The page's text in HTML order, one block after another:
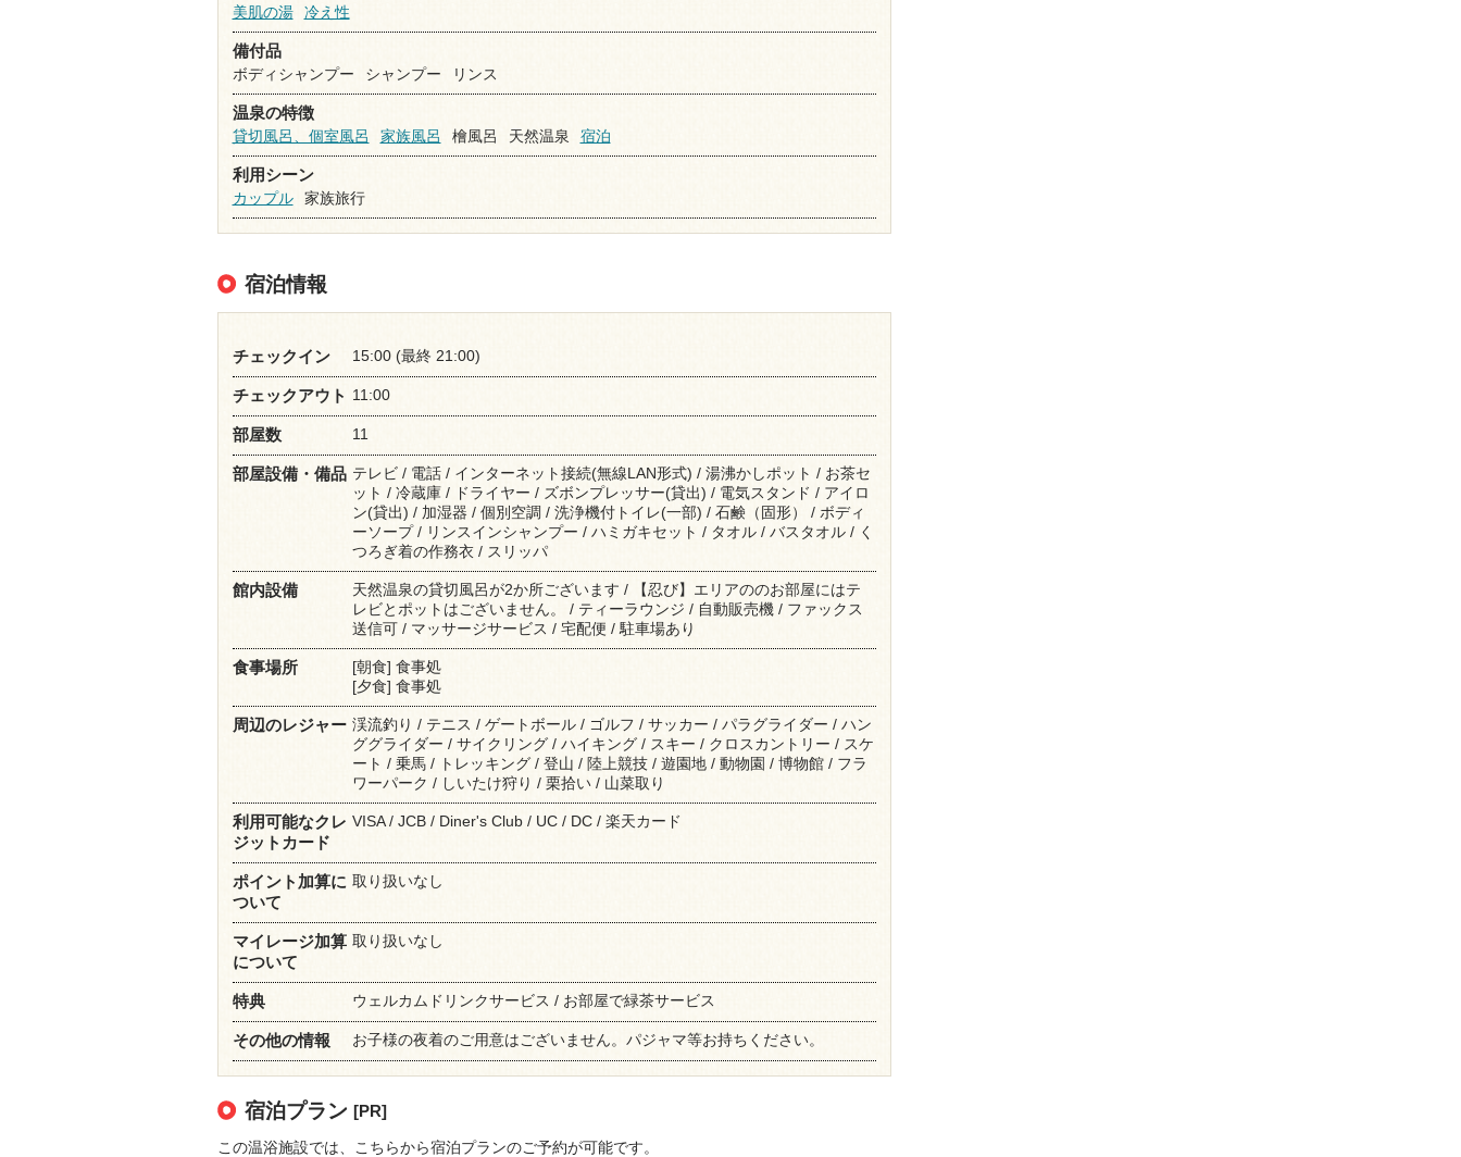
美肌の湯
冷え性
備付品
ボディシャンプー
シャンプー リンス
温泉の特徴
貸切風呂、個室風呂
家族風呂 檜風呂 天然温泉 宿泊
利用シーン
カップル
家族旅行
宿泊情報
チェックイン 15:00 (最終 21:00)
チェックアウト 11:00
部屋数 11
部屋設備・備品 テレビ / 電話 / インターネット接続(無線LAN形式) / 湯沸かしポット / お茶セ
ット / 冷蔵庫 / ドライヤー / ズボンプレッサー(貸出) / 電気スタンド / アイロ
ン(貸出) / 加湿器 / 個別空調 / 洗浄機付トイレ(一部) / 石鹸（固形） / ボディ
ーソープ / リンスインシャンプー / ハミガキセット / タオル / バスタオル / く
つろぎ着の作務衣 / スリッパ
館内設備
天然温泉の貸切風呂が2か所ございます / 【忍び】エリアののお部屋にはテ
レビとポットはございません。 / ティーラウンジ / 自動販売機 / ファックス
送信可 / マッサージサービス / 宅配便 / 駐車場あり
食事場所
[朝食] 食事処
[夕食] 食事処
周辺のレジャー 渓流釣り / テニス / ゲートボール / ゴルフ / サッカー / パラグライダー / ハン
ググライダー / サイクリング / ハイキング / スキー / クロスカントリー / スケ
ート / 乗馬 / トレッキング / 登山 / 陸上競技 / 遊園地 / 動物園 / 博物館 / フラ
ワーパーク / しいたけ狩り / 栗拾い / 山菜取り
利用可能なクレ
ジットカード
VISA / JCB / Diner's Club / UC / DC / 楽天カード
ポイント加算に
ついて
取り扱いなし
マイレージ加算
について
取り扱いなし
特典 ウェルカムドリンクサービス / お部屋で緑茶サービス
その他の情報 お子様の夜着のご用意はございません。パジャマ等お持ちください。
宿泊プラン [PR]
この温浴施設では、こちらから宿泊プランのご予約が可能です。